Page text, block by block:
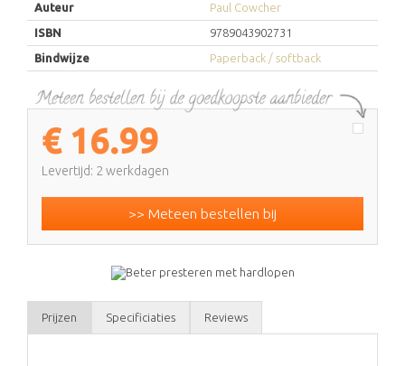
Auteur
Paul Cowcher
ISBN
9789043902731
Bindwijze
Paperback / softback
€ 16.99
Levertijd: 2 werkdagen
>> Meteen bestellen bij
Prijzen Specificiaties Reviews